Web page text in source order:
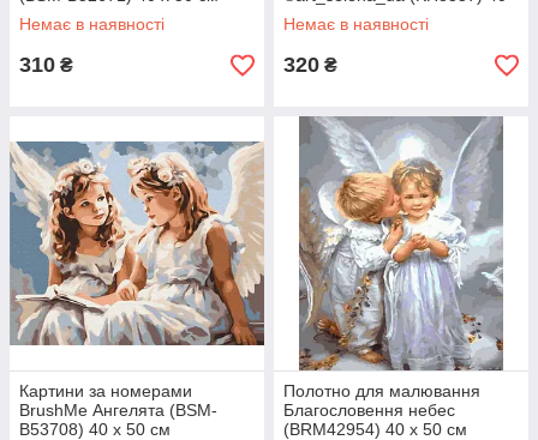
Немає в наявності
310 ₴
х 40 см
Немає в наявності
320 ₴
Картини за номерами
BrushMe Ангелята (BSM-
B53708) 40 х 50 см
Полотно для малювання
Благословення небес
(BRM42954) 40 х 50 см